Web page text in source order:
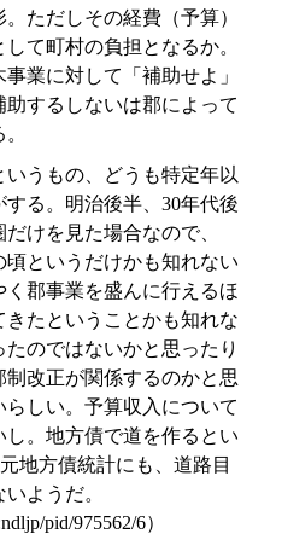
ただしその経費（予算）
て町村の負担となるか。
業に対して「補助せよ」
するしないは郡によって
うもの、どうも特定年以
る。明治後半、30年代後
けを見た場合なので、
頃というだけかも知れない
郡事業を盛んに行えるほ
たということかも知れな
のではないかと思ったり
制改正が関係するのかと思
しい。予算収入について
。地方債で道を作るとい
地方債統計にも、道路目
ようだ。
pid/975562/6）